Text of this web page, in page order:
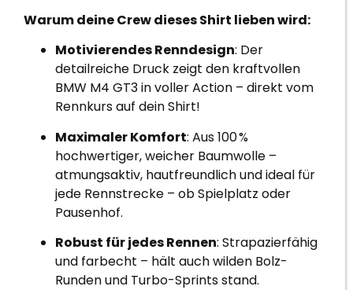
Warum deine Crew dieses Shirt lieben wird:
Motivierendes Renndesign: Der
detailreiche Druck zeigt den kraftvollen
BMW M4 GT3 in voller Action – direkt vom
Rennkurs auf dein Shirt!
Maximaler Komfort: Aus 100 %
hochwertiger, weicher Baumwolle –
atmungsaktiv, hautfreundlich und ideal für
jede Rennstrecke – ob Spielplatz oder
Pausenhof.
Robust für jedes Rennen: Strapazierfähig
und farbecht – hält auch wilden Bolz-
Runden und Turbo-Sprints stand.